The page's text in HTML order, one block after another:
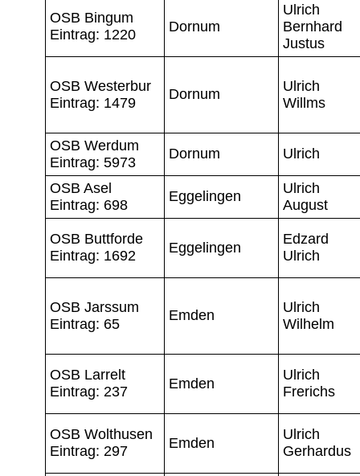
OSB Bingum
Eintrag: 1220
Dornum
Ulrich
Bernhard
Justus
OSB Westerbur
Eintrag: 1479
Dornum
Ulrich
Willms
OSB Werdum
Eintrag: 5973
Dornum Ulrich
OSB Asel
Eintrag: 698
Eggelingen
Ulrich
August
OSB Buttforde
Eintrag: 1692
Eggelingen
Edzard
Ulrich
OSB Jarssum
Eintrag: 65
Emden
Ulrich
Wilhelm
OSB Larrelt
Eintrag: 237
Emden
Ulrich
Frerichs
OSB Wolthusen
Eintrag: 297
Emden
Ulrich
Gerhardus